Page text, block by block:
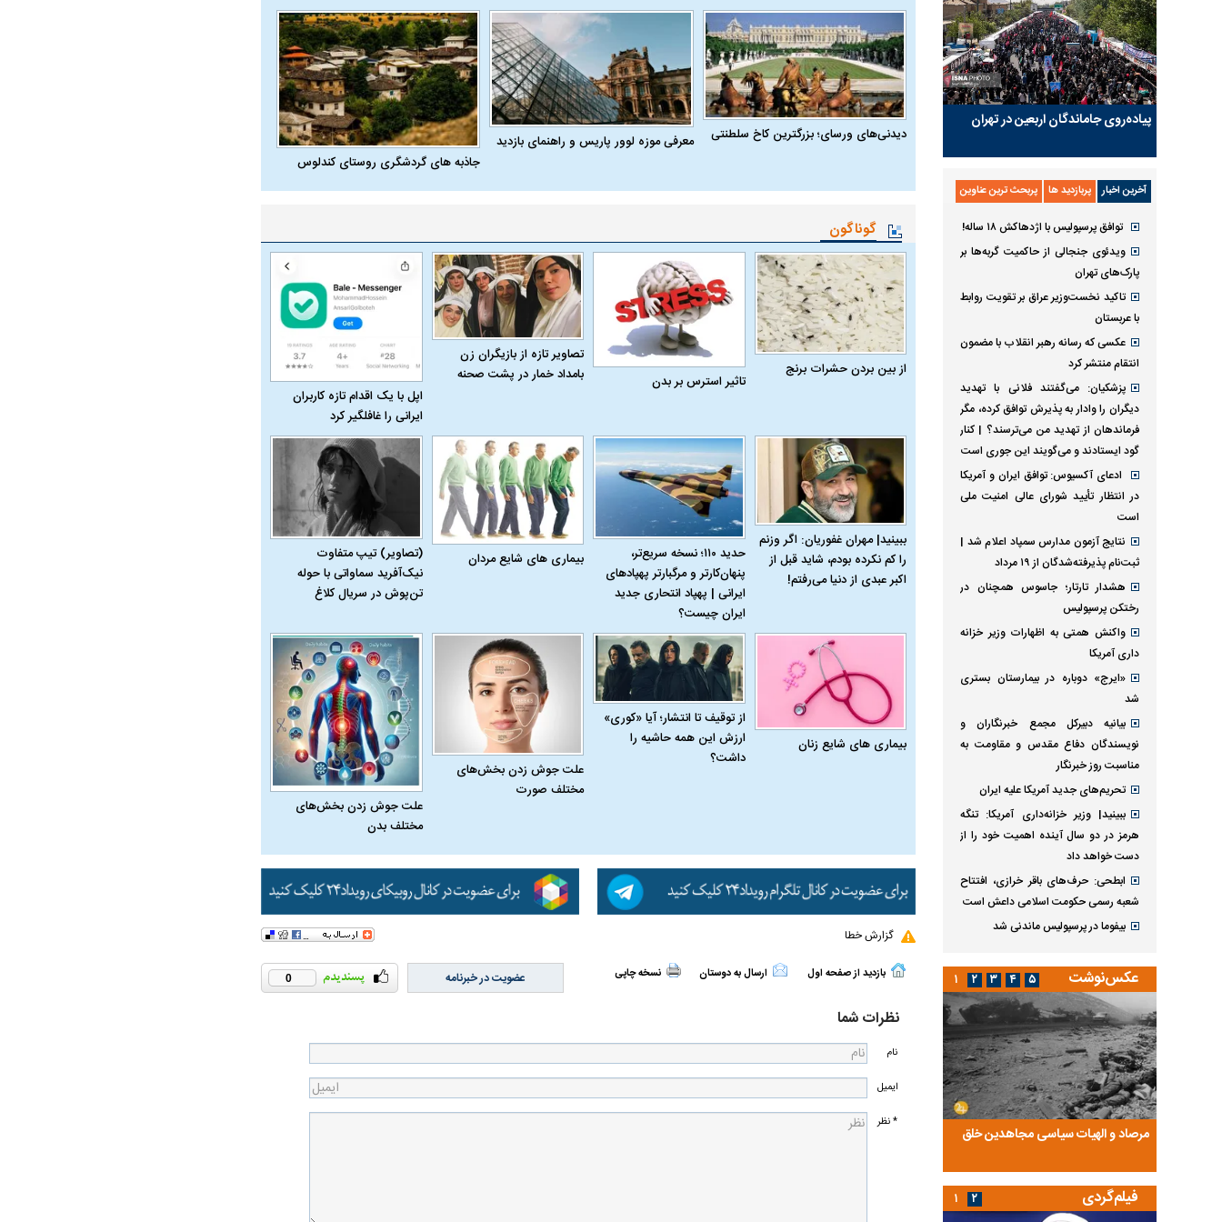
دیدنی‌های ورسای؛ بزرگترین کاخ سلطنتی
معرفی موزه لوور پاریس و راهنمای بازدید
جاذبه های گردشگری روستای کندلوس
گوناگون
از بین بردن حشرات برنج
تاثیر استرس بر بدن
تصاویر تازه از بازیگران زن
بامداد خمار در پشت صحنه
اپل با یک اقدام تازه کاربران
ایرانی را غافلگیر کرد
ببینید| مهران غفوریان: اگر وزنم
را کم نکرده بودم، شاید قبل از
اکبر عبدی از دنیا می‌رفتم!
حدید ۱۱۰؛ نسخه سریع‌تر،
پنهان‌کارتر و مرگبارتر پهپادهای
ایرانی | پهپاد انتحاری جدید
ایران چیست؟
بیماری‌ های شایع مردان
(تصاویر) تیپ متفاوت
نیک‌آفرید سماواتی با حوله
تن‌پوش در سریال کلاغ
بیماری‌ های شایع زنان
از توقیف تا انتشار؛ آیا «کوری»
ارزش این همه حاشیه را
داشت؟
علت جوش زدن بخش‌های
مختلف صورت
علت جوش زدن بخش‌های
مختلف بدن
گزارش خطا
بازدید از صفحه اول ارسال به دوستان نسخه چاپی 0 عضویت در خبرنامه
نظرات شما
نام
ایمیل
* نظر
پیاده‌روی جاماندگان اربعین در تهران
آخرین اخبار پربازدید ها پربحث ترین عناوین
توافق پرسپولیس با اژدهاکش ۱۸ ساله!
ویدئوی جنجالی از حاکمیت گربه‌ها بر
پارک‌های تهران
تاکید نخست‌وزیر عراق بر تقویت روابط
با عربستان
عکسی که رسانه رهبر انقلاب با مضمون
انتقام منتشر کرد
پزشکیان: می‌گفتند فلانی با تهدید
دیگران را وادار به پذیرش توافق کرده، مگر
فرماندهان از تهدید من می‌ترسند؟ | کنار
گود ایستادند و می‌گویند این جوری است
ادعای آکسیوس: توافق ایران و آمریکا
در انتظار تأیید شورای عالی امنیت ملی
است
نتایج آزمون مدارس سمپاد اعلام شد |
ثبت‌نام پذیرفته‌شدگان از ۱۹ مرداد
هشدار تارتار؛ جاسوس همچنان در
رختکن پرسپولیس
واکنش همتی به اظهارات وزیر خزانه
داری آمریکا
«ایرج» دوباره در بیمارستان بستری
شد
بیانیه دبیرکل مجمع خبرنگاران و
نویسندگان دفاع مقدس و مقاومت به
مناسبت روز خبرنگار
تحریم‌های جدید آمریکا علیه ایران
ببینید| وزیر خزانه‌داری آمریکا: تنگه
هرمز در دو سال آینده اهمیت خود را از
دست خواهد داد
ابطحی: حرف‌های باقر خرازی، افتتاح
شعبه رسمی حکومت اسلامی داعش است
بیفوما در پرسپولیس ماندنی شد
عکس‌نوشت
مرصاد و الهیات سیاسی مجاهدین خلق
آخرین پرده از حیات سیاسی یک سلسله |
۱ ۲ ۳ ۴ ۵
فیلم‌گردی ۱ ۲